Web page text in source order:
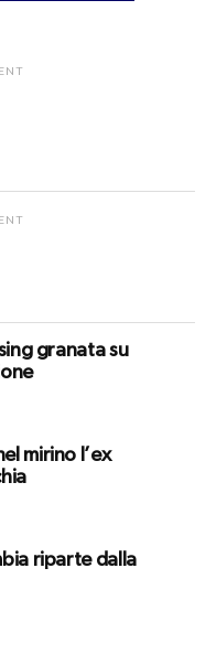
granata su
mirino l’ex
riparte dalla